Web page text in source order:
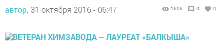
автор, 31 октября 2016 - 06:47 1606 0 0